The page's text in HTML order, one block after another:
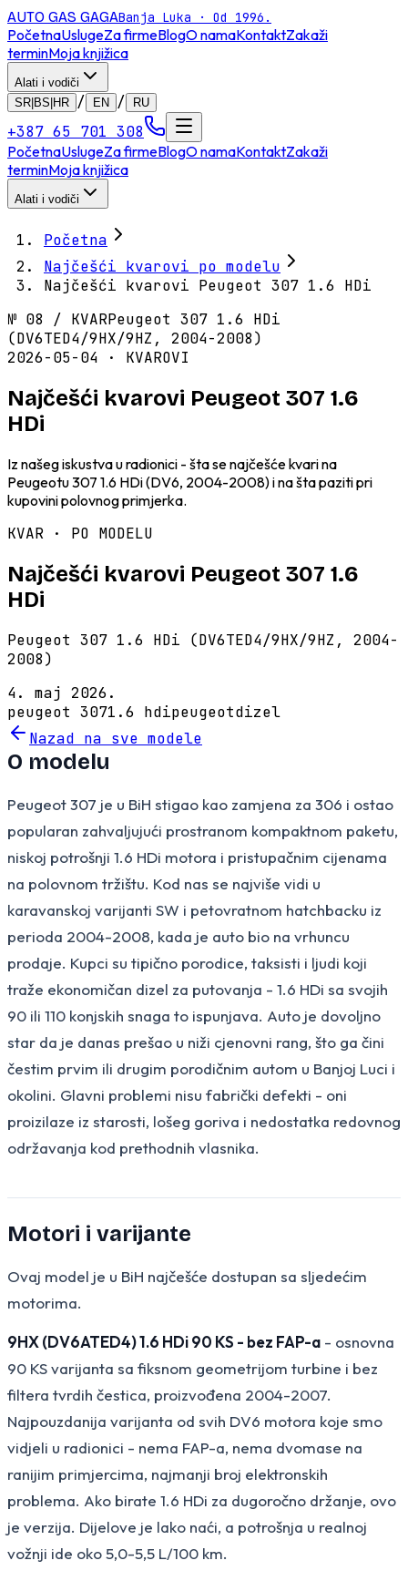
AUTO GAS GAGABanja Luka · Od 1996.
PočetnaUslugeZa firmeBlogO namaKontaktZakaži
terminMoja knjižica
Alati i vodiči
SR|BS|HR
/ EN / RU
+387 65 701 308
PočetnaUslugeZa firmeBlogO namaKontaktZakaži
terminMoja knjižica
Alati i vodiči
Početna
Najčešći kvarovi po modelu
Najčešći kvarovi Peugeot 307 1.6 HDi
№ 08 / KVARPeugeot 307 1.6 HDi
(DV6TED4/9HX/9HZ, 2004-2008)
2026-05-04 · KVAROVI
Najčešći kvarovi Peugeot 307 1.6
HDi
Iz našeg iskustva u radionici - šta se najčešće kvari na
Peugeotu 307 1.6 HDi (DV6, 2004-2008) i na šta paziti pri
kupovini polovnog primjerka.
KVAR · PO MODELU
Najčešći kvarovi Peugeot 307 1.6
HDi
Peugeot 307 1.6 HDi (DV6TED4/9HX/9HZ, 2004-
2008)
4. maj 2026.
peugeot 3071.6 hdipeugeotdizel
Nazad na sve modele
O modelu
Peugeot 307 je u BiH stigao kao zamjena za 306 i ostao
popularan zahvaljujući prostranom kompaktnom paketu,
niskoj potrošnji 1.6 HDi motora i pristupačnim cijenama
na polovnom tržištu. Kod nas se najviše vidi u
karavanskoj varijanti SW i petovratnom hatchbacku iz
perioda 2004-2008, kada je auto bio na vrhuncu
prodaje. Kupci su tipično porodice, taksisti i ljudi koji
traže ekonomičan dizel za putovanja - 1.6 HDi sa svojih
90 ili 110 konjskih snaga to ispunjava. Auto je dovoljno
star da je danas prešao u niži cjenovni rang, što ga čini
čestim prvim ili drugim porodičnim autom u Banjoj Luci i
okolini. Glavni problemi nisu fabrički defekti - oni
proizilaze iz starosti, lošeg goriva i nedostatka redovnog
održavanja kod prethodnih vlasnika.
Motori i varijante
Ovaj model je u BiH najčešće dostupan sa sljedećim
motorima.
9HX (DV6ATED4) 1.6 HDi 90 KS - bez FAP-a - osnovna
90 KS varijanta sa fiksnom geometrijom turbine i bez
filtera tvrdih čestica, proizvođena 2004-2007.
Najpouzdanija varijanta od svih DV6 motora koje smo
vidjeli u radionici - nema FAP-a, nema dvomase na
ranijim primjercima, najmanji broj elektronskih
problema. Ako birate 1.6 HDi za dugoročno držanje, ovo
je verzija. Dijelove je lako naći, a potrošnja u realnoj
vožnji ide oko 5,0-5,5 L/100 km.